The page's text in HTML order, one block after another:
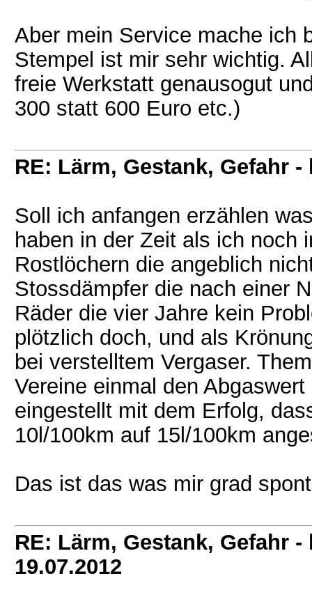
Aber mein Service mache ich
Stempel ist mir sehr wichtig.
freie Werkstatt genausogut
300 statt 600 Euro etc.)
RE: Lärm, Gestank, Gefahr
Soll ich anfangen erzählen
haben in der Zeit als ich noch
Rostlöchern die angeblich
Stossdämpfer die nach einer
Räder die vier Jahre kein
plötzlich doch, und als
bei verstelltem Vergaser.
Vereine einmal den
eingestellt mit dem Erfolg,
10l/100km auf 15l/100km
Das ist das was mir grad
RE: Lärm, Gestank, Gefahr
19.07.2012